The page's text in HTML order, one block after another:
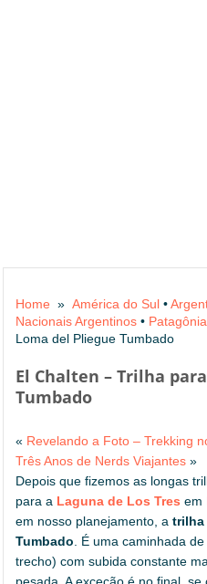
Home »América do Sul •
Nacionais Argentinos • Patagônia
Loma del Pliegue Tumbado
El Chalten – Trilha
Tumbado
« Revelando a Foto – Trekking
Três Anos de Nerds Viajantes »
Depois que fizemos as longas
para a Laguna de Los Tres em
em nosso planejamento, atrilha
Tumbado. É uma caminhada
trecho) com subida constante